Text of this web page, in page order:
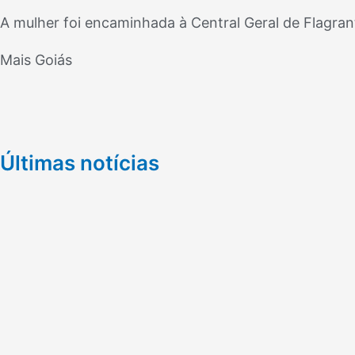
A mulher foi encaminhada à Central Geral de
Mais Goiás
Últimas notícias